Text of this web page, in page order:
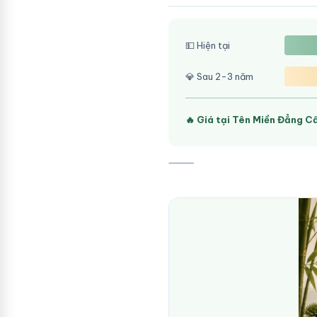
💵 Hiện tại
💎 Sau 2-3 năm
🔥 Giá tại Tên Miền Đẳng
⸻